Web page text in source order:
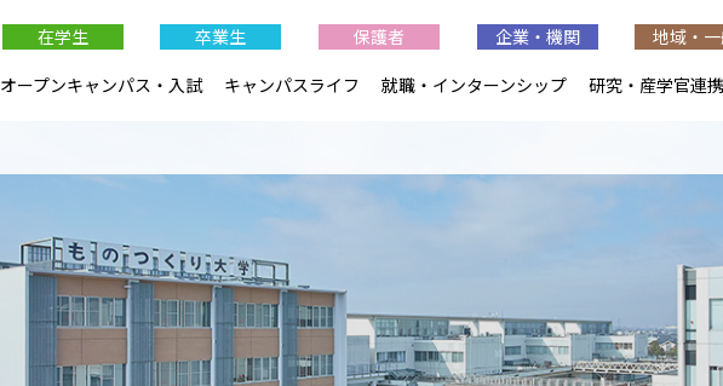
在学生 卒業生 保護者 企業・機関
地域・
オープンキャンパス・入試 キャンパスライフ 就職・インターンシップ 研究・産学官連携